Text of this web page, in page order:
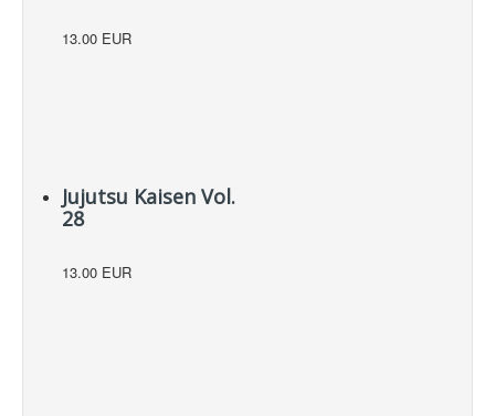
13.00 EUR
Jujutsu Kaisen Vol.
28
13.00 EUR